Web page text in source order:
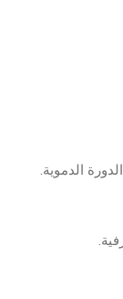
الدموية.